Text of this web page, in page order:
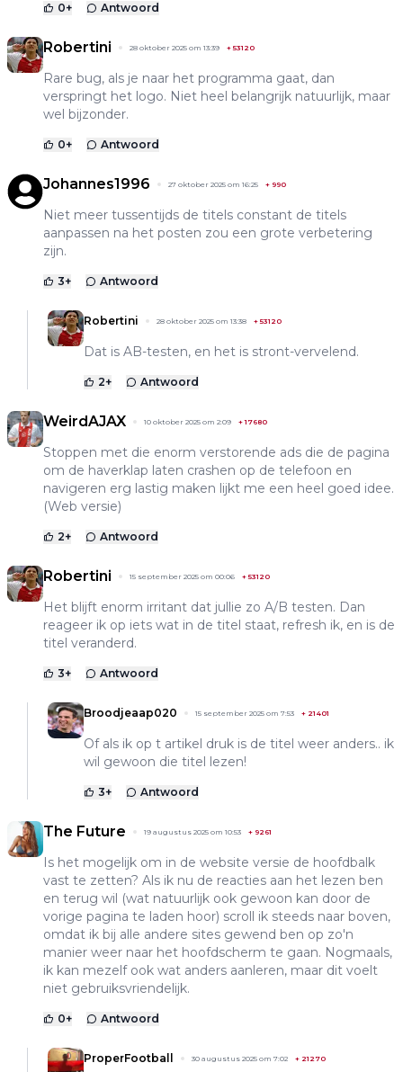
0+ Antwoord
Robertini 28 oktober 2025 om 13:39 +53120
Rare bug, als je naar het programma gaat, dan
verspringt het logo. Niet heel belangrijk natuurlijk, maar
wel bijzonder.
0+ Antwoord
Johannes1996 27 oktober 2025 om 16:25 + 990
Niet meer tussentijds de titels constant de titels
aanpassen na het posten zou een grote verbetering
zijn.
3+ Antwoord
Robertini 28 oktober 2025 om 13:38 +53120
Dat is AB-testen, en het is stront-vervelend.
2+ Antwoord
WeirdAJAX 10 oktober 2025 om 2:09 +17680
Stoppen met die enorm verstorende ads die de pagina
om de haverklap laten crashen op de telefoon en
navigeren erg lastig maken lijkt me een heel goed idee.
(Web versie)
2+ Antwoord
Robertini 15 september 2025 om 00:06 +53120
Het blijft enorm irritant dat jullie zo A/B testen. Dan
reageer ik op iets wat in de titel staat, refresh ik, en is de
titel veranderd.
3+ Antwoord
Broodjeaap020 15 september 2025 om 7:53 + 21401
Of als ik op t artikel druk is de titel weer anders.. ik
wil gewoon die titel lezen!
3+ Antwoord
The Future 19 augustus 2025 om 10:53 + 9261
Is het mogelijk om in de website versie de hoofdbalk
vast te zetten? Als ik nu de reacties aan het lezen ben
en terug wil (wat natuurlijk ook gewoon kan door de
vorige pagina te laden hoor) scroll ik steeds naar boven,
omdat ik bij alle andere sites gewend ben op zo'n
manier weer naar het hoofdscherm te gaan. Nogmaals,
ik kan mezelf ook wat anders aanleren, maar dit voelt
niet gebruiksvriendelijk.
0+ Antwoord
ProperFootball 30 augustus 2025 om 7:02 + 21270